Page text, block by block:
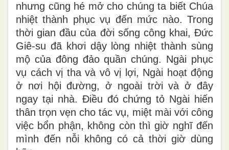
nhưng cũng hé mở cho chúng ta biết Chúa
nhiệt thành phục vụ đến mức nào. Trong
thời gian đầu của đời sống công khai, Đức
Giê-su đã khơi dậy lòng nhiệt thành sùng
mộ của đông đảo quần chúng. Ngài phục
vụ cách vị tha và vô vị lợi, Ngài hoạt động
ở nơi hội đường, ở ngoài trời và ở đây
ngay tại nhà. Điều đó chứng tỏ Ngài hiến
thân trọn vẹn cho tác vụ, miệt mài với công
việc bổn phận, không còn thì giờ nghĩ đến
mình đến nỗi không có cả thời giờ dùng